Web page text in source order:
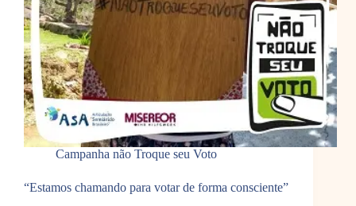
Campanha não Troque seu Voto
“Estamos chamando para votar de forma consciente”